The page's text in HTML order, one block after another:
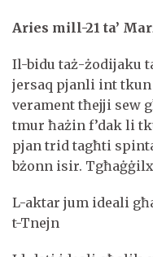
Aries mill-21 ta’
Il-bidu taż-żodijaku
jersaq pjanli int
verament tħejji sew
tmur ħażin f’dak li
pjan trid tagħti
bżonn isir.
L-aktar jum ideali
t-Tnejn